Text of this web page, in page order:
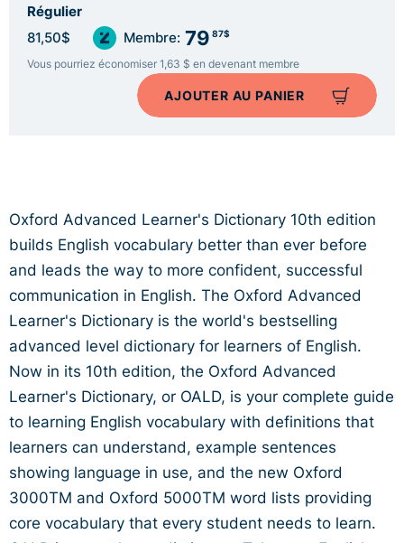
Régulier
81,50$ Membre: 79 87$
Vous pourriez économiser 1,63 $ en devenant membre
AJOUTER AU PANIER
Oxford Advanced Learner's Dictionary 10th edition
builds English vocabulary better than ever before
and leads the way to more confident, successful
communication in English. The Oxford Advanced
Learner's Dictionary is the world's bestselling
advanced level dictionary for learners of English.
Now in its 10th edition, the Oxford Advanced
Learner's Dictionary, or OALD, is your complete guide
to learning English vocabulary with definitions that
learners can understand, example sentences
showing language in use, and the new Oxford
3000TM and Oxford 5000TM word lists providing
core vocabulary that every student needs to learn.